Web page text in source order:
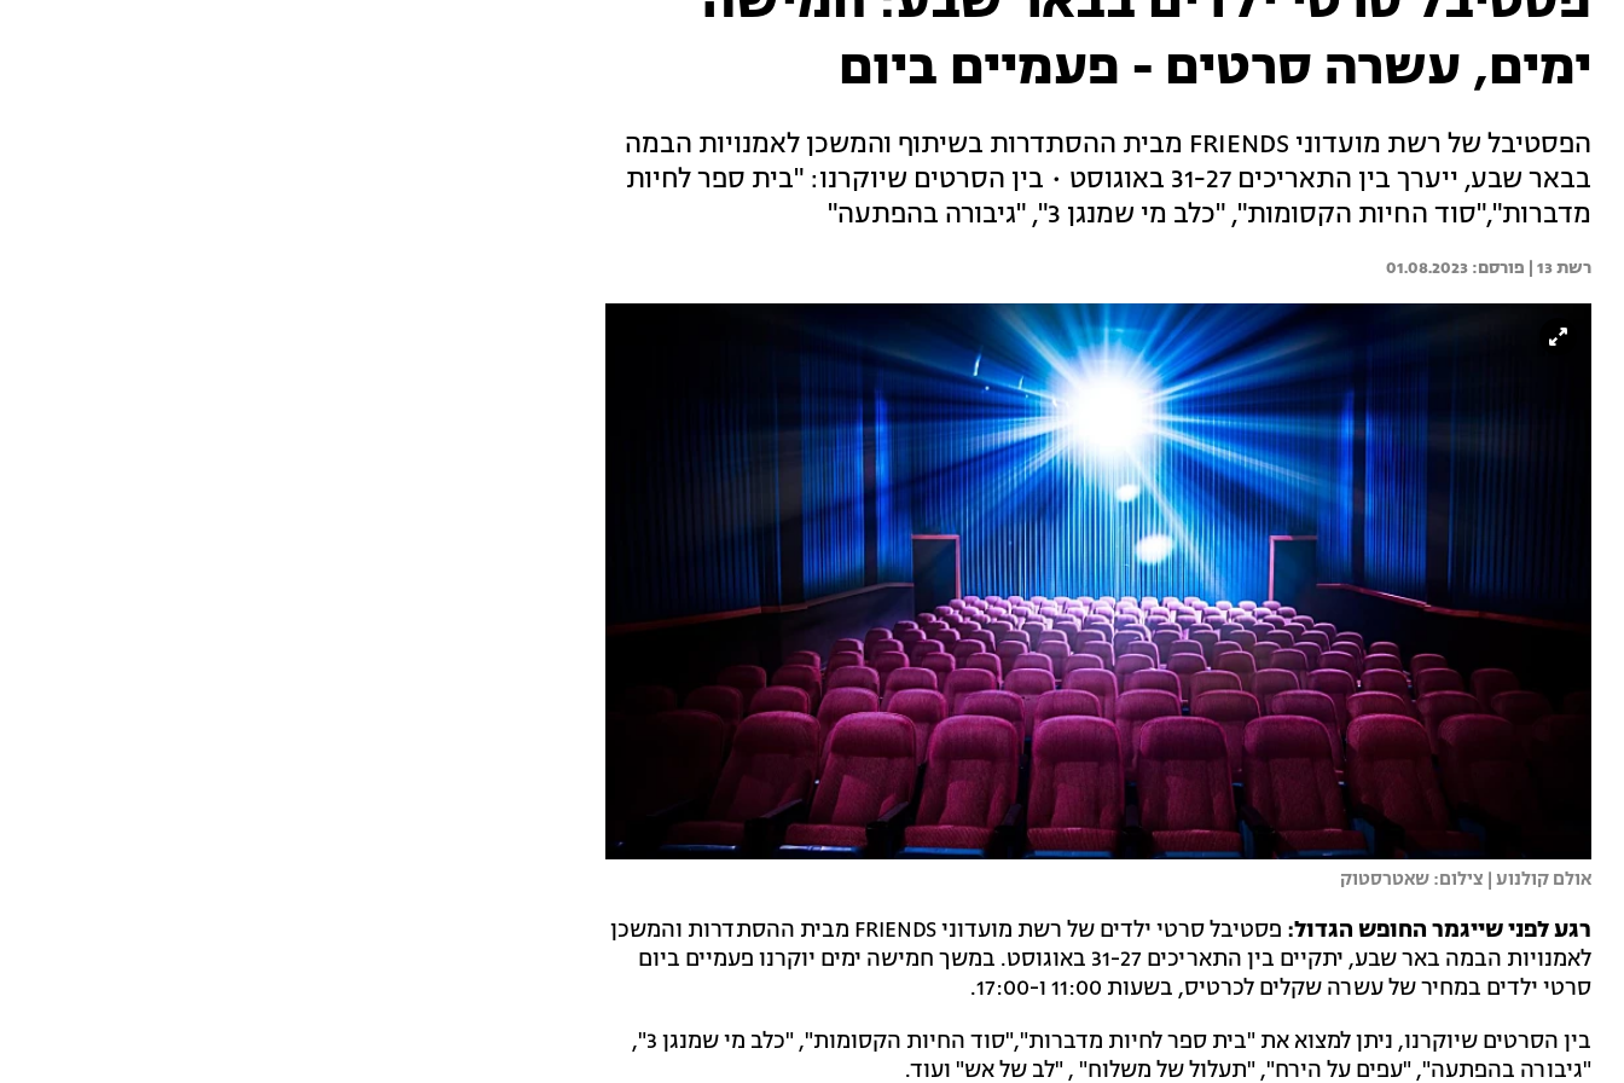
ימים, עשרה סרטים - פעמיים ביום
הפסטיבל של רשת מועדוני FRIENDS מבית ההסתדרות בשיתוף והמשכן לאמנויות הבמה
בבאר שבע, ייערך בין התאריכים 31-27 באוגוסט • בין הסרטים שיוקרנו: "בית ספר לחיות
מדברות","סוד החיות הקסומות", "כלב מי שמנגן 3", "גיבורה בהפתעה"
רשת 13 | 01.08.2023
אולם קולנוע | צילום: שאטרסטוק
רגע לפני שייגמר החופש הגדול:
פסטיבל סרטי ילדים של רשת מועדוני FRIENDS מבית ההסתדרות והמשכן
לאמנויות הבמה באר שבע, יתקיים בין התאריכים 31-27 באוגוסט. במשך חמישה ימים יוקרנו פעמיים ביום
סרטי ילדים במחיר של עשרה שקלים לכרטיס, בשעות 11:00 ו-17:00.
בין הסרטים שיוקרנו, ניתן למצוא את "בית ספר לחיות מדברות","סוד החיות הקסומות", "כלב מי שמנגן 3",
"גיבורה בהפתעה", "עפים על הירח", "תעלול של משלוח" , "לב של אש" ועוד.